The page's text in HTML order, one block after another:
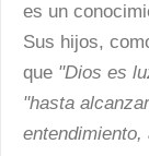
es un
Sus hijos,
que "Dios es
"hasta